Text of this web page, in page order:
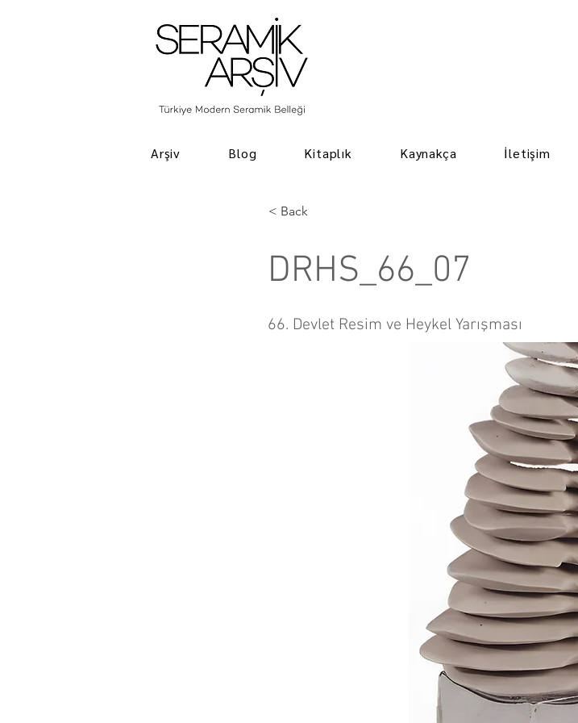
Arşiv Blog Kitaplık Kaynakça İletişim
< Back
DRHS_66_07
66. Devlet Resim ve Heykel Yarışması